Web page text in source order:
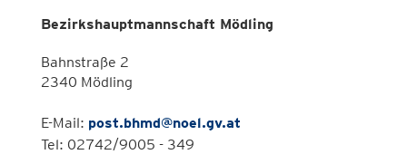
Bezirkshauptmannschaft Mödling
Bahnstraße 2
2340 Mödling
E-Mail: post.bhmd@noel.gv.at
Tel: 02742/9005 - 349